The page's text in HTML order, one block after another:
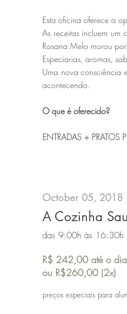
Esta oficina oferece a
As receitas incluem um
Rosana Melo morou
Especiarias, aromas,
Uma nova consciência
acontecendo.
O que é oferecido?
ENTRADAS + PRATOS
October 05, 2018
A Cozinha
das 9:00h às 16:30h
R$ 242,00 até o
ou R$260,00
preços especiais para